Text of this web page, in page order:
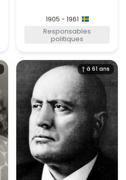
1905 - 1961
Responsables
politiques
† à 61 ans